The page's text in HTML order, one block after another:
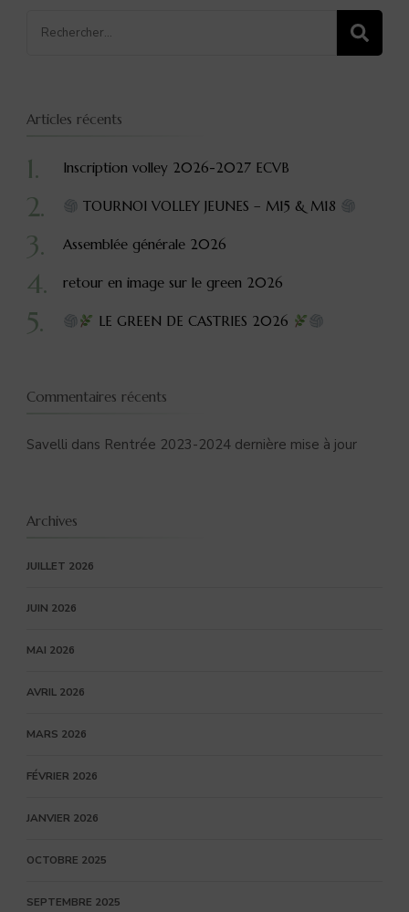
Articles récents
Inscription volley 2026-2027 ECVB
TOURNOI VOLLEY JEUNES – M15 & M18
Assemblée générale 2026
retour en image sur le green 2026
LE GREEN DE CASTRIES 2026
Commentaires récents
Savelli dans Rentrée 2023-2024 dernière mise à jour
Archives
JUILLET 2026
JUIN 2026
MAI 2026
AVRIL 2026
MARS 2026
FÉVRIER 2026
JANVIER 2026
OCTOBRE 2025
SEPTEMBRE 2025